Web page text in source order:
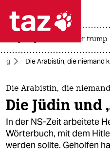
 taz
taz zahl ich
themen
politik
öko
usa unter trump
Die Arabistin, die niemand
Die Arabistin, die
Die Jüdin und
In der NS-Zeit arbeitete
Wörterbuch, mit dem
werden sollte. Geholfen